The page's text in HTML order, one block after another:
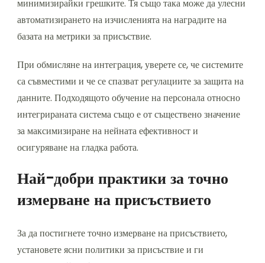
минимизирайки грешките. Тя също така може да улесни
автоматизирането на изчисленията на наградите на
базата на метрики за присъствие.
При обмисляне на интеграция, уверете се, че системите
са съвместими и че се спазват регулациите за защита на
данните. Подходящото обучение на персонала относно
интегрираната система също е от съществено значение
за максимизиране на нейната ефективност и
осигуряване на гладка работа.
Най-добри практики за точно
измерване на присъствието
За да постигнете точно измерване на присъствието,
установете ясни политики за присъствие и ги